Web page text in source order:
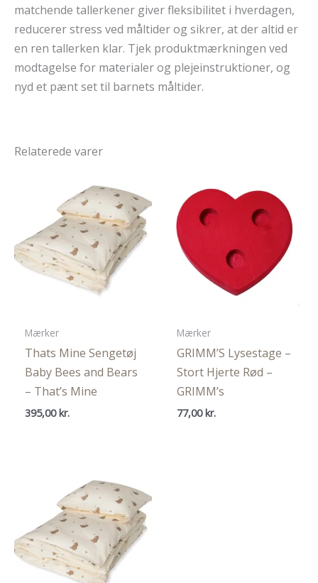
matchende tallerkener giver fleksibilitet i hverdagen,
reducerer stress ved måltider og sikrer, at der altid er
en ren tallerken klar. Tjek produktmærkningen ved
modtagelse for materialer og plejeinstruktioner, og
nyd et pænt set til barnets måltider.
Relaterede varer
Mærker
Thats Mine Sengetøj
Baby Bees and Bears
– That’s Mine
395,00kr.
Mærker
GRIMM’S Lysestage –
Stort Hjerte Rød –
GRIMM’s
77,00kr.